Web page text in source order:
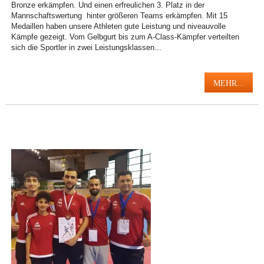
Bronze erkämpfen. Und einen erfreulichen 3. Platz in der
Mannschaftswertung hinter größeren Teams erkämpfen. Mit 15
Medaillen haben unsere Athleten gute Leistung und niveauvolle
Kämpfe gezeigt. Vom Gelbgurt bis zum A-Class-Kämpfer verteilten
sich die Sportler in zwei Leistungsklassen...
MEHR...